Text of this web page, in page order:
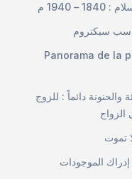
– 1940 م
Panorama de la
والحنونة دائماً : للزوج
الزواج
تموت
الموجودات